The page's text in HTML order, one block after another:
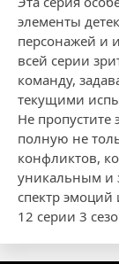
элементы
персонажей и
всей серии
команду,
текущими
Не пропустите
полную не
конфликтов,
уникальным
спектр
12 серии 3